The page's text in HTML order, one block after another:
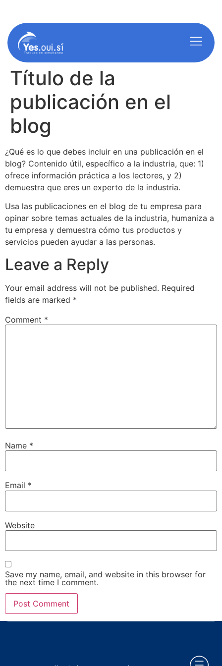
Título de la
publicación en el
blog
¿Qué es lo que debes incluir en una publicación en el
blog? Contenido útil, específico a la industria, que: 1)
ofrece información práctica a los lectores, y 2)
demuestra que eres un experto de la industria.
Usa las publicaciones en el blog de tu empresa para
opinar sobre temas actuales de la industria, humaniza a
tu empresa y demuestra cómo tus productos y
servicios pueden ayudar a las personas.
Leave a Reply
Your email address will not be published. Required
fields are marked *
Comment *
Name *
Email *
Website
Save my name, email, and website in this browser for
the next time I comment.